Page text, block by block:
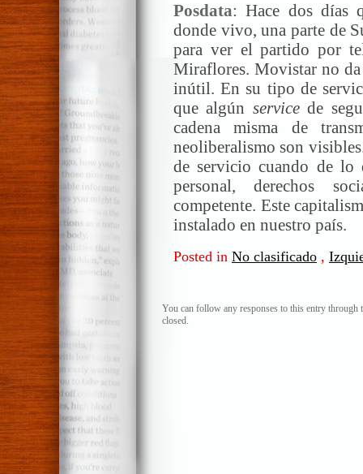
Posdata: Hace dos días
donde vivo, una parte de
para ver el partido por
Miraflores. Movistar no da
inútil. En su tipo de
que algún servicede
cadena misma de
neoliberalismo son
de servicio cuando de lo
personal, derechos
competente. Este
instalado en nuestro país.
Posted in No clasificado ,
You can follow any responses to this entry through
closed.